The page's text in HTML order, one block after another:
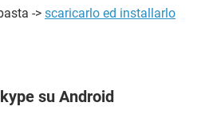
-> scaricarlo ed installarlo
su Android